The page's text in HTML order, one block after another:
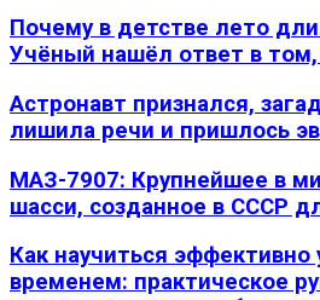
Почему в детстве лето
Учёный нашёл ответ в том,
Астронавт признался,
лишила речи и пришлось
МАЗ-7907: Крупнейшее в
шасси, созданное в СССР
Как научиться эффективно
временем: практическое